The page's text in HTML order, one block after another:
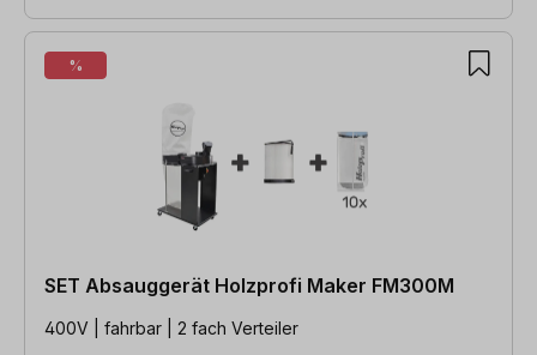
%
SET Absauggerät Holzprofi Maker FM300M
400V | fahrbar | 2 fach Verteiler